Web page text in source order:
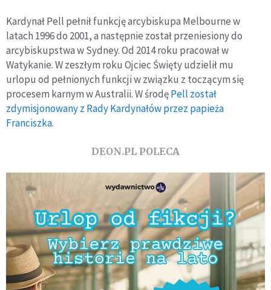
Kardynał Pell pełnił funkcję arcybiskupa Melbourne w
latach 1996 do 2001, a następnie został przeniesiony do
arcybiskupstwa w Sydney. Od 2014 roku pracował w
Watykanie. W zeszłym roku Ojciec Święty udzielił mu
urlopu od pełnionych funkcji w związku z toczącym się
procesem karnym w Australii. W środęPell został
zdymisjonowany z Rady Kardynałów przez papieża
Franciszka.
DEON.PL POLECA